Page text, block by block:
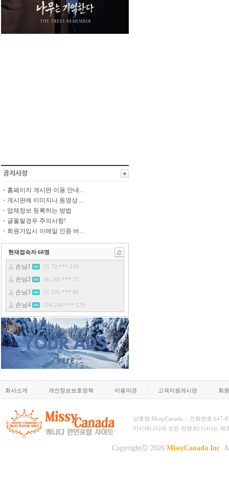
홈페이지 게시판 이용 안내...
게시판에 이미지나 동영상 ...
업체정보 등록하는 방법
글올릴경우 주의사항!
회원가입시 이메일 인증 버...
현재접속자 68명
회사소개 개인정보보호정책 이용약관 고객지원게시판 회
상호명:MissyCanada | 전화번호:647-
미시캐나다의 모든 컨텐츠(기사)는
Copyrightⓒ 2026 MissyCanada Inc